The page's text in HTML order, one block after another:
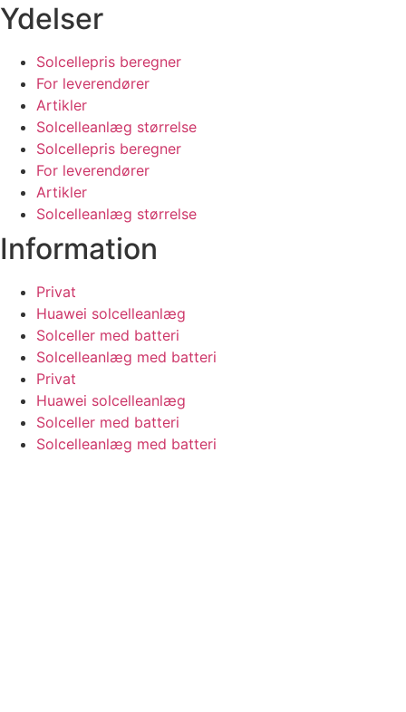
Ydelser
Solcellepris beregner
For leverendører
Artikler
Solcelleanlæg størrelse
Solcellepris beregner
For leverendører
Artikler
Solcelleanlæg størrelse
Information
Privat
Huawei solcelleanlæg
Solceller med batteri
Solcelleanlæg med batteri
Privat
Huawei solcelleanlæg
Solceller med batteri
Solcelleanlæg med batteri